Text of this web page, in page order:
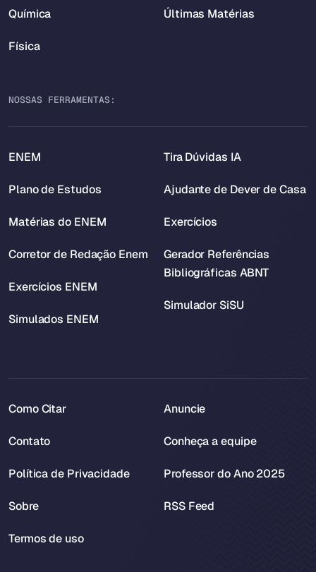
Química
Física
Últimas Matérias
NOSSAS FERRAMENTAS:
ENEM
Plano de Estudos
Matérias do ENEM
Corretor de Redação Enem
Exercícios ENEM
Simulados ENEM
Tira Dúvidas IA
Ajudante de Dever de Casa
Exercícios
Gerador Referências
Bibliográficas ABNT
Simulador SiSU
Como Citar
Contato
Política de Privacidade
Sobre
Termos de uso
Anuncie
Conheça a equipe
Professor do Ano 2025
RSS Feed